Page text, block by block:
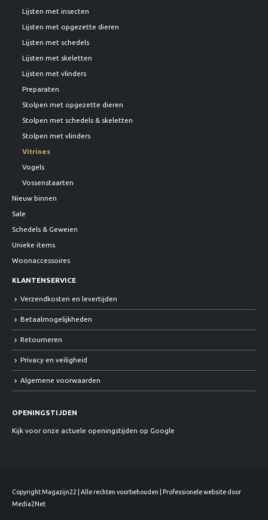
Lijsten met insecten
Lijsten met opgezette dieren
Lijsten met schedels
Lijsten met skeletten
Lijsten met vlinders
Preparaten
Stolpen met opgezette dieren
Stolpen met schedels & skeletten
Stolpen met vlinders
Vitrines
Vogels
Vossenstaarten
Nieuw binnen
Sale
Schedels & Geweien
Unieke items
Woonaccessoires
KLANTENSERVICE
Verzendkosten en levertijden
Betaalmogelijkheden
Retourneren
Privacy en veiligheid
Algemene voorwaarden
OPENINGSTIJDEN
Kijk voor onze actuele openingstijden op Google
Copyright Magazijn22 | Alle rechten voorbehouden | Professionele website door
Media2Net